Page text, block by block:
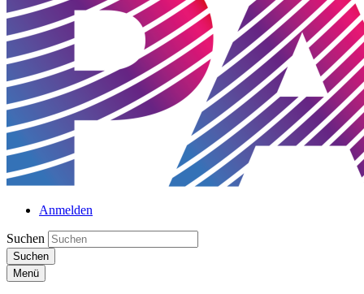
Anmelden
Suchen
Suchen
Menü